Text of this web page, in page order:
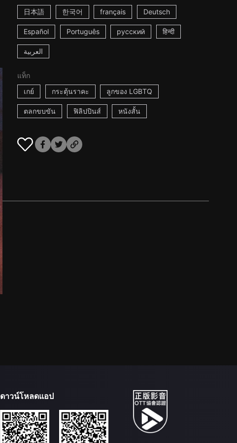
日本語 한국어 français Deutsch
Español Português русский हिन्दी
العربية
แท็ก
เกย์
กระตุ้นราคะ ลูกของ LGBTQ
ตลกขบขัน ฟิลิปปินส์ หนังสั้น
ดาวน์โหลดแอป